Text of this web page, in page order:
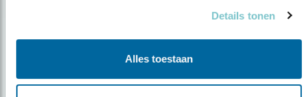
Details tonen
Alles toestaan
over vogels en activiteiten van Vogelbescherming.
AANMELDEN VOGELNIEUWS